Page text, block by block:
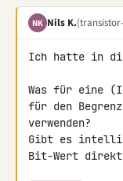
NK Nils K.
Ich hatte in
Was für eine
für den
verwenden?
Gibt es
Bit-Wert direkt